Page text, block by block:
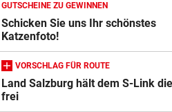
„KRONE“-KOMMENTAR vor 2
Das Märchen der deutschen
Autobauer
GUTSCHEINE ZU GEWINNEN
Schicken Sie uns Ihr schönstes
Katzenfoto!
VORSCHLAG FÜR ROUTE
Land Salzburg hält dem S-Link
frei